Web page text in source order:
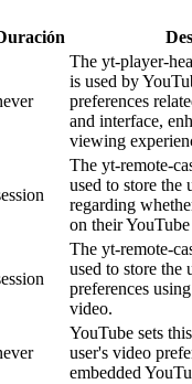
The yt-player-
is used by
preferences
and interface,
viewing
The yt-remote-
used to store the
regarding
on their
The yt-remote-
used to store the
preferences
video.
YouTube sets
user's video
embedded